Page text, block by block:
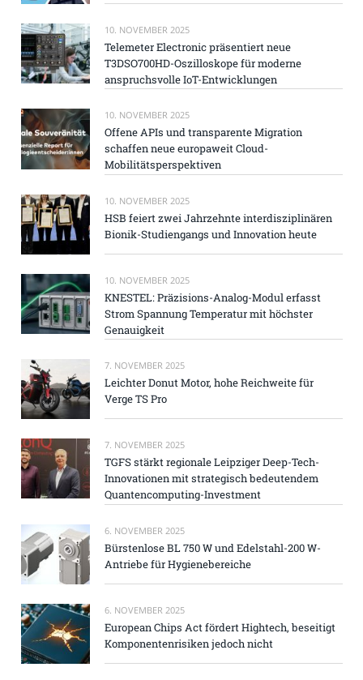
10. NOVEMBER 2025
Telemeter Electronic präsentiert neue
T3DSO700HD-Oszilloskope für moderne
anspruchsvolle IoT-Entwicklungen
10. NOVEMBER 2025
Offene APIs und transparente Migration
schaffen neue europaweit Cloud-
Mobilitätsperspektiven
10. NOVEMBER 2025
HSB feiert zwei Jahrzehnte interdisziplinären
Bionik-Studiengangs und Innovation heute
10. NOVEMBER 2025
KNESTEL: Präzisions-Analog-Modul erfasst
Strom Spannung Temperatur mit höchster
Genauigkeit
7. NOVEMBER 2025
Leichter Donut Motor, hohe Reichweite für
Verge TS Pro
7. NOVEMBER 2025
TGFS stärkt regionale Leipziger Deep-Tech-
Innovationen mit strategisch bedeutendem
Quantencomputing-Investment
6. NOVEMBER 2025
Bürstenlose BL 750 W und Edelstahl-200 W-
Antriebe für Hygienebereiche
6. NOVEMBER 2025
European Chips Act fördert Hightech, beseitigt
Komponentenrisiken jedoch nicht